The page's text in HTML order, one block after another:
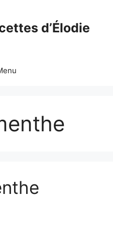
d’Élodie